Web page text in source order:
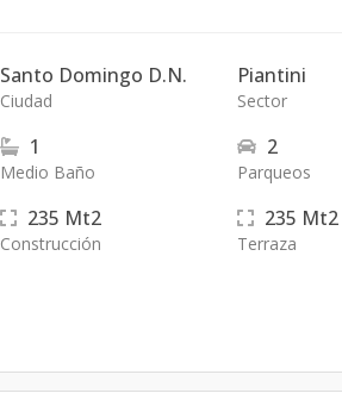
Santo Domingo D.N.
Ciudad
Piantini
Sector
1
Medio Baño
2
Parqueos
235 Mt2
Construcción
235 Mt2
Terraza